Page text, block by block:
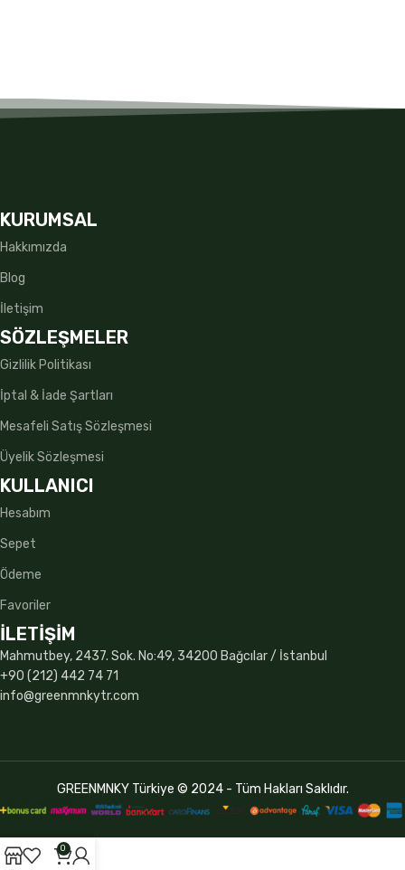
KURUMSAL
Hakkımızda
Blog
İletişim
SÖZLEŞMELER
Gizlilik Politikası
İptal & İade Şartları
Mesafeli Satış Sözleşmesi
Üyelik Sözleşmesi
KULLANICI
Hesabım
Sepet
Ödeme
Favoriler
İLETİŞİM
Mahmutbey, 2437. Sok. No:49, 34200 Bağcılar / İstanbul
+90 (212) 442 74 71
info@greenmnkytr.com
GREENMNKY Türkiye © 2024 - Tüm Hakları Saklıdır.
0